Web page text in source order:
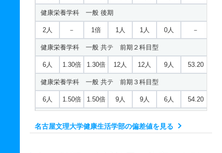
健康栄養学科 一般 後期
2人 － 1倍 1人 1人 0人 －
健康栄養学科 一般 共テ 前期２科目型
6人 1.30倍 1.30倍 12人 12人 9人 53.20
健康栄養学科 一般 共テ 前期３科目型
6人 1.50倍 1.50倍 9人 9人 6人 54.20
2人 1倍 － 1人 1人 1人 －
名古屋文理大学健康生活学部の偏差値を見る